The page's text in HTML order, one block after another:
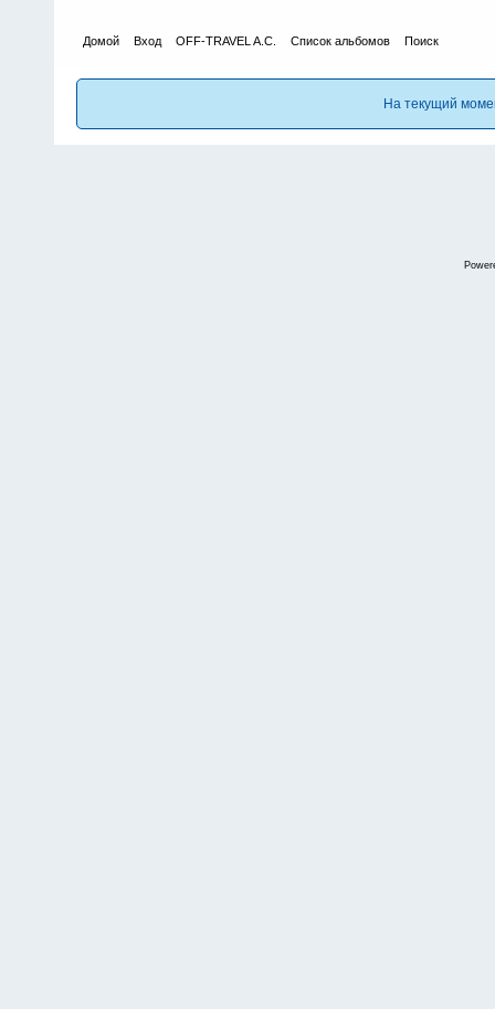
Домой Вход OFF-TRAVEL A.C. Список альбомов Поиск
На текущий